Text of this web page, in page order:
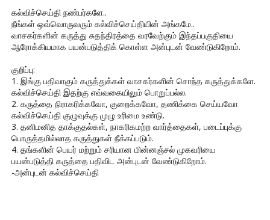
கல்விச்செய்தி நண்பர்களே..
நீங்கள் ஒவ்வொருவரும் கல்விச்செய்தியின் அங்கமே..
வாசகர்களின் கருத்து சுதந்திரத்தை வரவேற்கும் இந்தப்பகுதியை
ஆரோக்கியமாக பயன்படுத்திக் கொள்ள அன்புடன் வேண்டுகிறோம்.
குறிப்பு:
1. இங்கு பதிவாகும் கருத்துக்கள் வாசகர்களின் சொந்த கருத்துக்களே.
கல்விச்செய்தி இதற்கு எவ்வகையிலும் பொறுப்பல்ல.
2. கருத்தை நிராகரிக்கவோ, குறைக்கவோ, தணிக்கை செய்யவோ
கல்விச்செய்தி குழுவுக்கு முழு உரிமை உண்டு.
3. தனிமனித தாக்குதல்கள், நாகரிகமற்ற வார்த்தைகள், படைப்புக்கு
பொருத்தமில்லாத கருத்துகள் நீக்கப்படும்.
4. தங்களின் பெயர் மற்றும் சரியான மின்னஞ்சல் முகவரியை
பயன்படுத்தி கருத்தை பதிவிட அன்புடன் வேண்டுகிறோம்.
-அன்புடன் கல்விச்செய்தி